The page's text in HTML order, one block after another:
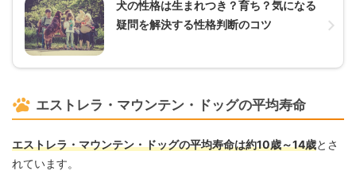
犬の性格は生まれつき？育ち？気になる
疑問を解決する性格判断のコツ
エストレラ・マウンテン・ドッグの平均寿命
エストレラ・マウンテン・ドッグの平均寿命は約10歳～14歳とさ
れています。